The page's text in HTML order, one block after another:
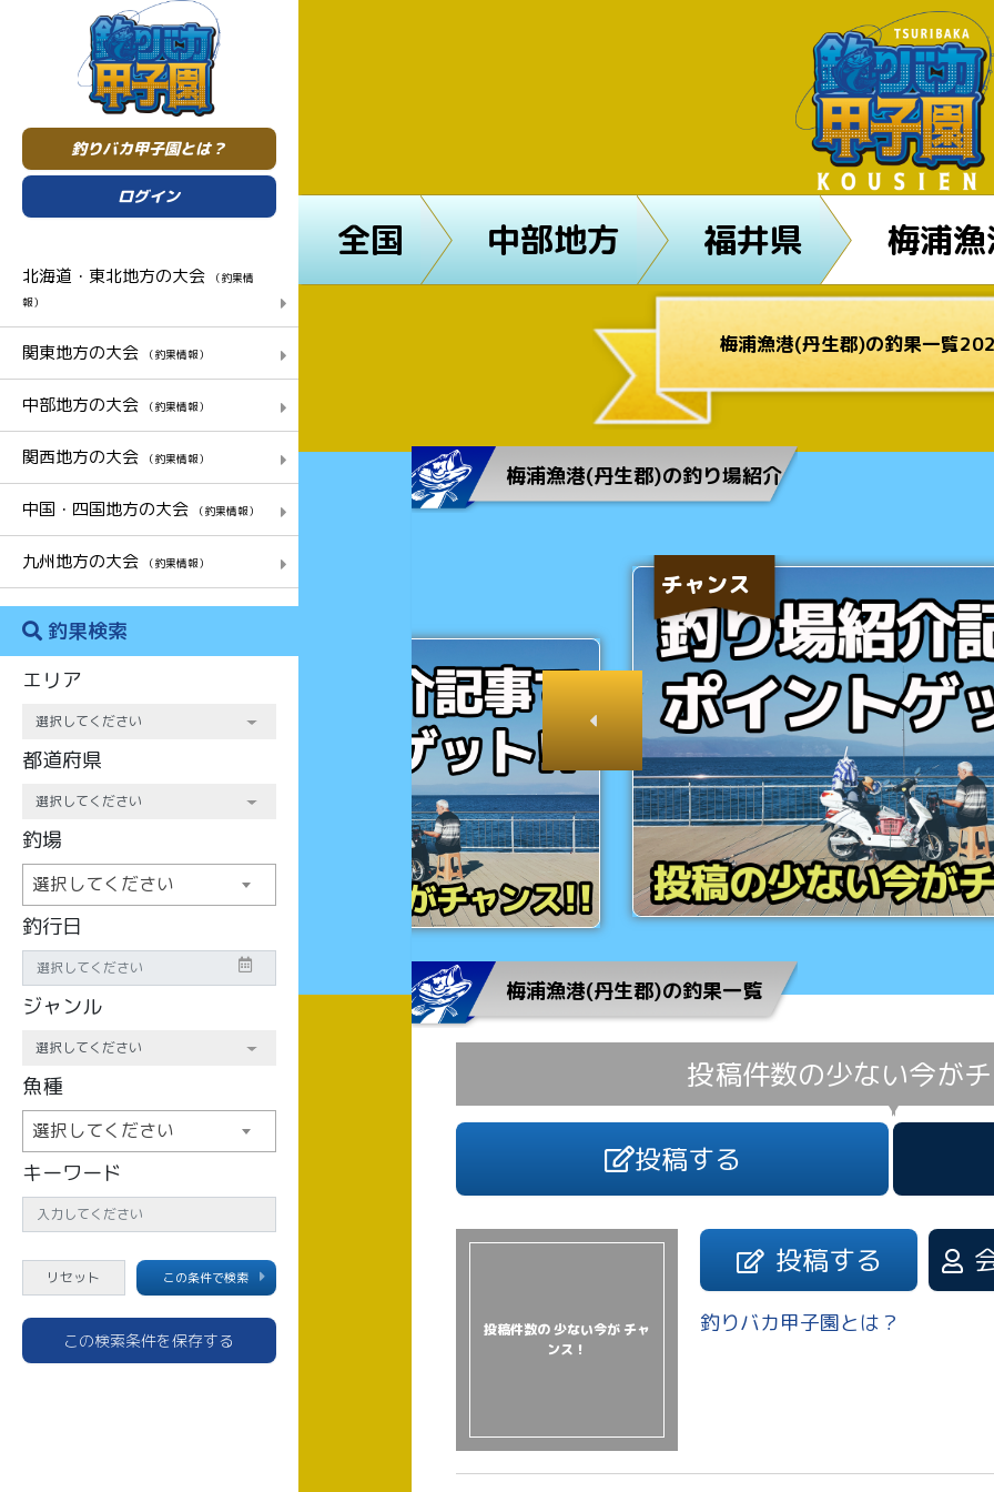
釣りバカ甲子園とは？
ログイン
北海道・東北地方の大会
（釣果情
報）
関東地方の大会 （釣果情報）
中部地方の大会 （釣果情報）
関西地方の大会 （釣果情報）
中国・四国地方の大会 （釣果情報）
九州地方の大会 （釣果情報）
釣果検索
エリア
都道府県
釣場
選択してください
釣行日
ジャンル
魚種
選択してください
キーワード
この条件で検索
この検索条件を保存する
全国 中部地方 福井県 梅浦
梅浦漁港(丹生郡)の釣果一覧
梅浦漁港(丹生郡)の釣り場紹介
チャンス
チャンス
梅浦漁港(丹生郡)の釣果一覧
投稿件数の少ない今が
投稿する
投稿件数の 少ない今が チャ
ンス！
投稿する
釣りバカ甲子園とは？